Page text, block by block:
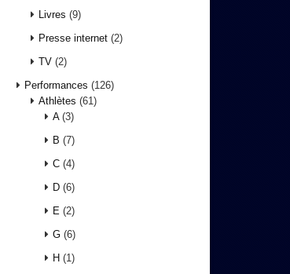
Livres (9)
Presse internet (2)
TV (2)
Performances (126)
Athlètes (61)
A(3)
B (7)
C (4)
D (6)
E (2)
G (6)
H (1)